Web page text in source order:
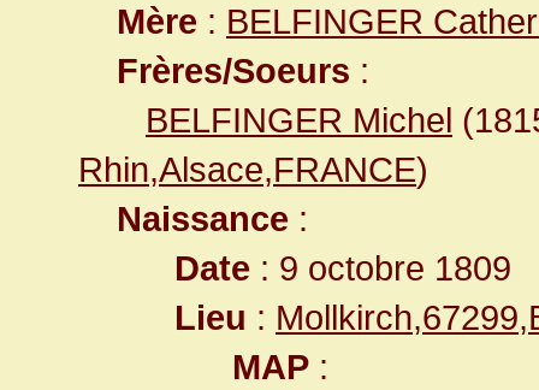
Mère : BELFINGER
Frères/Soeurs :
BELFINGER Michel
Rhin,Alsace,FRANCE)
Naissance :
Date : 9 octobre 1809
Lieu :
MAP :